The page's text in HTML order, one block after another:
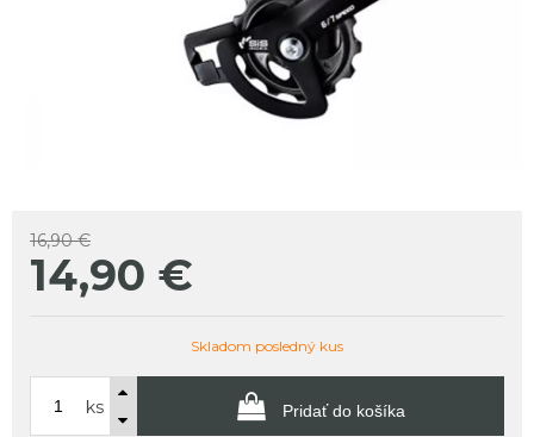
16,90 €
14,90 €
Skladom posledný kus
ks Pridať do košíka